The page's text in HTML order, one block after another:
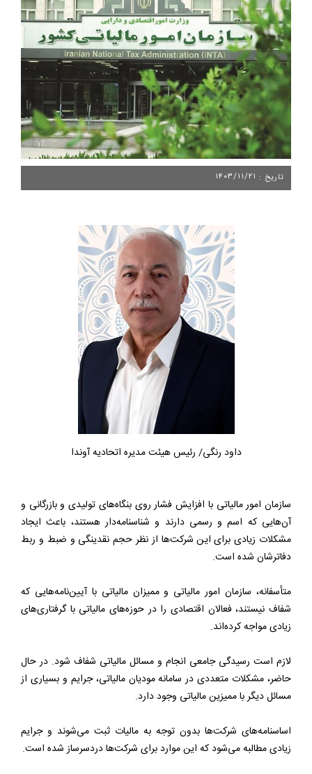
تاریخ : ۱۴۰۳/۱۱/۲۱
داود رنگی/ رئیس هیئت مدیره اتحادیه آوندا
سازمان امور مالیاتی با افزایش فشار روی بنگاه‌های تولیدی و بازرگانی و
آن‌هایی که اسم و رسمی دارند و شناسنامه‌دار هستند، باعث ایجاد
مشکلات زیادی برای این شرکت‌ها از نظر حجم نقدینگی و ضبط و ربط
دفاترشان شده است.
متأسفانه، سازمان امور مالیاتی و ممیزان مالیاتی با آیین‌نامه‌هایی که
شفاف نیستند، فعالان اقتصادی را در حوزه‌های مالیاتی با گرفتاری‌های
زیادی مواجه کرده‌اند.
لازم است رسیدگی جامعی انجام و مسائل مالیاتی شفاف شود. در حال
حاضر، مشکلات متعددی در سامانه مودیان مالیاتی، جرایم و بسیاری از
مسائل دیگر با ممیزین مالیاتی وجود دارد.
اساسنامه‌های شرکت‌ها بدون توجه به مالیات ثبت می‌شوند و جرایم
زیادی مطالبه می‌شود که این موارد برای شرکت‌ها دردسرساز شده است.